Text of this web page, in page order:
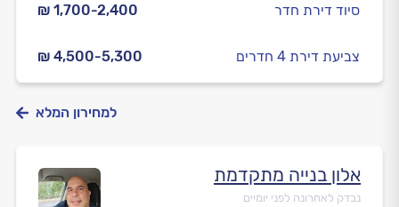
₪ 1,700-2,400 סיוד דירת חדר
₪ 4,500-5,300 צביעת דירת 4 חדרים
למחירון המלא
אלון בנייה מתקדמת
נבדק לאחרונה לפני יומיים